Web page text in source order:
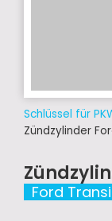
Schlüssel für
Zündzylinder
Ford